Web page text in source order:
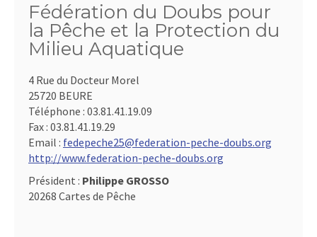
Fédération du Doubs pour
la Pêche et la Protection du
Milieu Aquatique
4 Rue du Docteur Morel
25720 BEURE
Téléphone : 03.81.41.19.09
Fax : 03.81.41.19.29
Email : fedepeche25@federation-peche-doubs.org
http://www.federation-peche-doubs.org
Président : Philippe GROSSO
20268 Cartes de Pêche